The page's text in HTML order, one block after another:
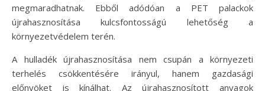
megmaradhatnak. Ebből adódóan a PET palackok
újrahasznosítása kulcsfontosságú lehetőség a
környezetvédelem terén.
A hulladék újrahasznosítása nem csupán a környezeti
terhelés csökkentésére irányul, hanem gazdasági
előnyöket is kínálhat. Az újrahasznosított anyagok